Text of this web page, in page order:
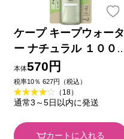
ケープ キープウォータ
ー ナチュラル １００
ｍｌ 花王
本体570円
税率10％ 627円（税込）
（18）
通常3～5日以内に発送
カートに入れる